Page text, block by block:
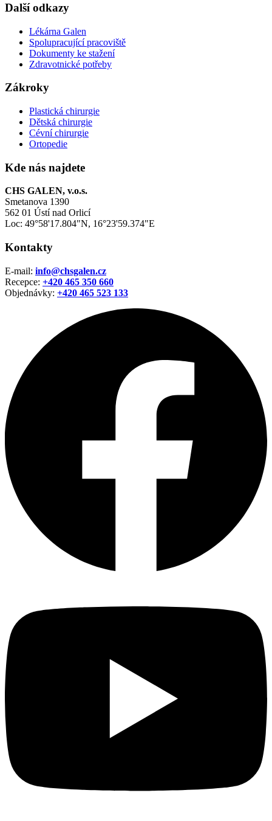
Další odkazy
Lékárna Galen
Spolupracující pracoviště
Dokumenty ke stažení
Zdravotnické potřeby
Zákroky
Plastická chirurgie
Dětská chirurgie
Cévní chirurgie
Ortopedie
Kde nás najdete
CHS GALEN, v.o.s.
Smetanova 1390
562 01 Ústí nad Orlicí
Loc: 49°58'17.804"N, 16°23'59.374"E
Kontakty
E-mail: info@chsgalen.cz
Recepce: +420 465 350 660
Objednávky: +420 465 523 133